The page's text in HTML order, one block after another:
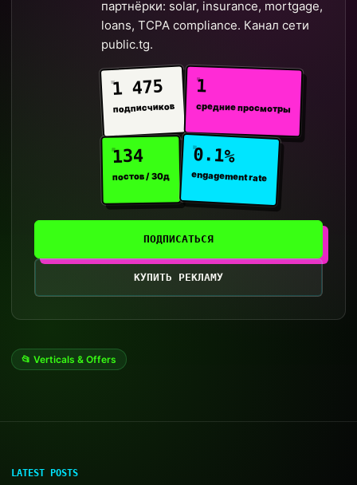
партнёрки: solar, insurance, mortgage,
loans, TCPA compliance. Канал сети
public.tg.
1 475
подписчиков
1
средние просмотры
134
постов / 30д
0.1%
engagement rate
ПОДПИСАТЬСЯ
КУПИТЬ РЕКЛАМУ
📂 Verticals & Offers
LATEST POSTS